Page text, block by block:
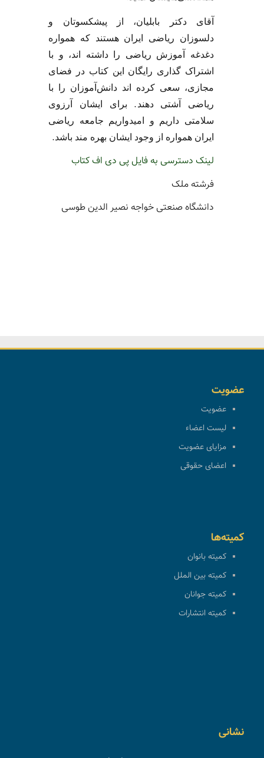
آقای دکتر بابلیان، از پیشکسوتان و
دلسوزان ریاضی ایران هستند که همواره
دغدغه آموزش ریاضی را داشته اند، و با
اشتراک گذاری رایگان این کتاب در فضای
مجازی، سعی کرده اند دانش‌آموزان را با
ریاضی آشتی دهند.
برای ایشان آرزوی
سلامتی داریم و امیدواریم جامعه ریاضی
ایران همواره از وجود ایشان بهره مند باشد.
لینک دسترسی به فایل پی دی اف کتاب
فرشته ملک
دانشگاه صنعتی خواجه نصیر الدین طوسی
عضویت
عضویت
لیست اعضاء
مزایای عضویت
اعضای حقوقی
کمیته‌ها
کمیته بانوان
کمیته بین الملل
کمیته جوانان
کمیته انتشارات
نشانی